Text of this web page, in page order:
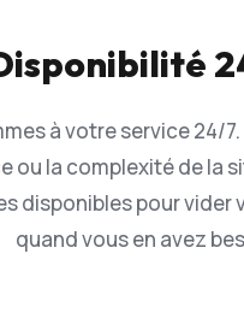
à votre service 24/
ou la complexité de la
disponibles pour vider
quand vous en avez